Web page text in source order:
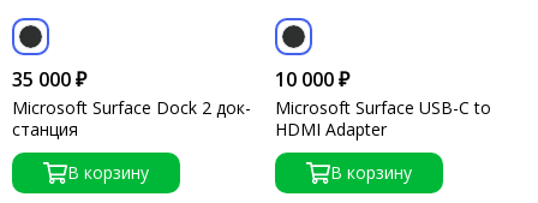
35 000 ₽
Microsoft Surface Dock 2 док-
станция
В корзину
10 000 ₽
Microsoft Surface USB-C to
HDMI Adapter
В корзину